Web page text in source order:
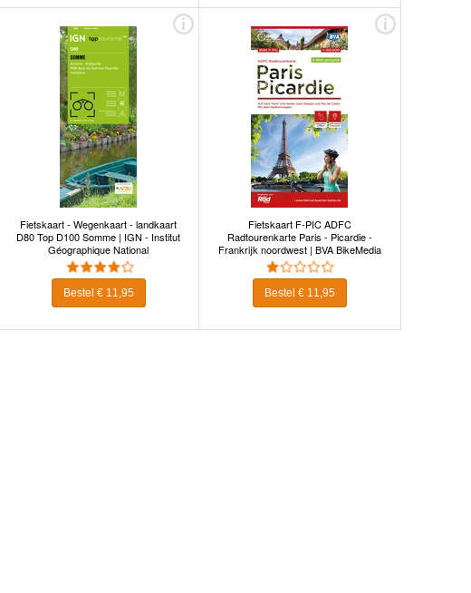
Fietskaart - Wegenkaart - landkaart
D80 Top D100 Somme | IGN - Institut
Géographique National
Bestel € 11,95
Fietskaart F-PIC ADFC
Radtourenkarte Paris - Picardie -
Frankrijk noordwest | BVA BikeMedia
Bestel € 11,95